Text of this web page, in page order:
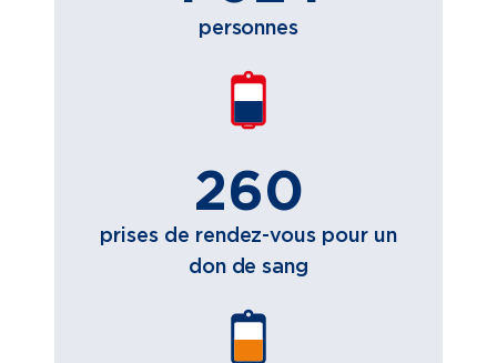
personnes
260
prises de rendez-vous pour un
don de sang